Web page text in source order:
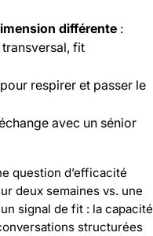
différente :
fit
pour respirer et passer le
avec un sénior
question d’efficacité
deux semaines vs. une
signal de fit : la capacité
structurées